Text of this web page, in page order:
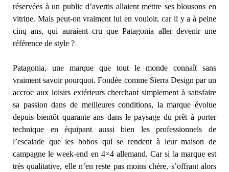
réservées à un public d’avertis allaient mettre ses blousons en
vitrine. Mais peut-on vraiment lui en vouloir, car il y a à peine
cinq ans, qui auraient cru que Patagonia aller devenir une
référence de style ?
Patagonia, une marque que tout le monde connaît sans
vraiment savoir pourquoi. Fondée comme Sierra Design par un
accroc aux loisirs extérieurs cherchant simplement à satisfaire
sa passion dans de meilleures conditions, la marque évolue
depuis bientôt quarante ans dans le paysage du prêt à porter
technique en équipant aussi bien les professionnels de
l’escalade que les bobos qui se rendent à leur maison de
campagne le week-end en 4×4 allemand. Car si la marque est
très qualitative, elle n’en reste pas moins chère, s’offrant alors